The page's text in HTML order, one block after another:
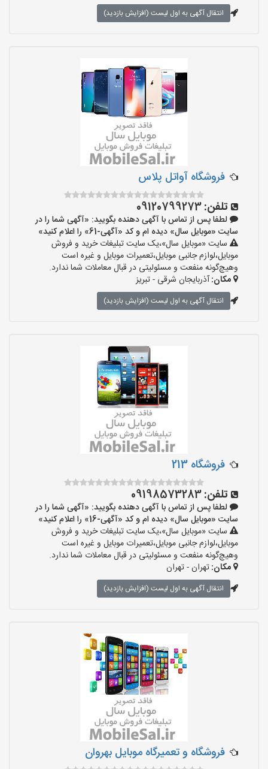
انتقال آگهی به اول لیست (افزایش بازدید)
فروشگاه آواتل پلاس
تلفن:09120799273
لطفا پس از تماس با آگهی دهنده بگویید: «آگهی شما را در
سایت «موبایل سال» دیده ام و کد «آگهی-61» را اعلام کنید»
سایت «موبایل سال»،یک سایت تبلیغات خرید و فروش
موبایل،لوازم جانبی موبایل،تعمیرات موبایل و غیره است
وهیچ‌گونه منفعت و مسئولیتی در قبال معاملات شما ندارد.
مکان:آذربایجان شرقی - تبریز
انتقال آگهی به اول لیست (افزایش بازدید)
فروشگاه 213
تلفن:09198573283
لطفا پس از تماس با آگهی دهنده بگویید: «آگهی شما را در
سایت «موبایل سال» دیده ام و کد «آگهی-16» را اعلام کنید»
سایت «موبایل سال»،یک سایت تبلیغات خرید و فروش
موبایل،لوازم جانبی موبایل،تعمیرات موبایل و غیره است
وهیچ‌گونه منفعت و مسئولیتی در قبال معاملات شما ندارد.
مکان:تهران - تهران
انتقال آگهی به اول لیست (افزایش بازدید)
فروشگاه و تعمیرگاه موبایل بهروان